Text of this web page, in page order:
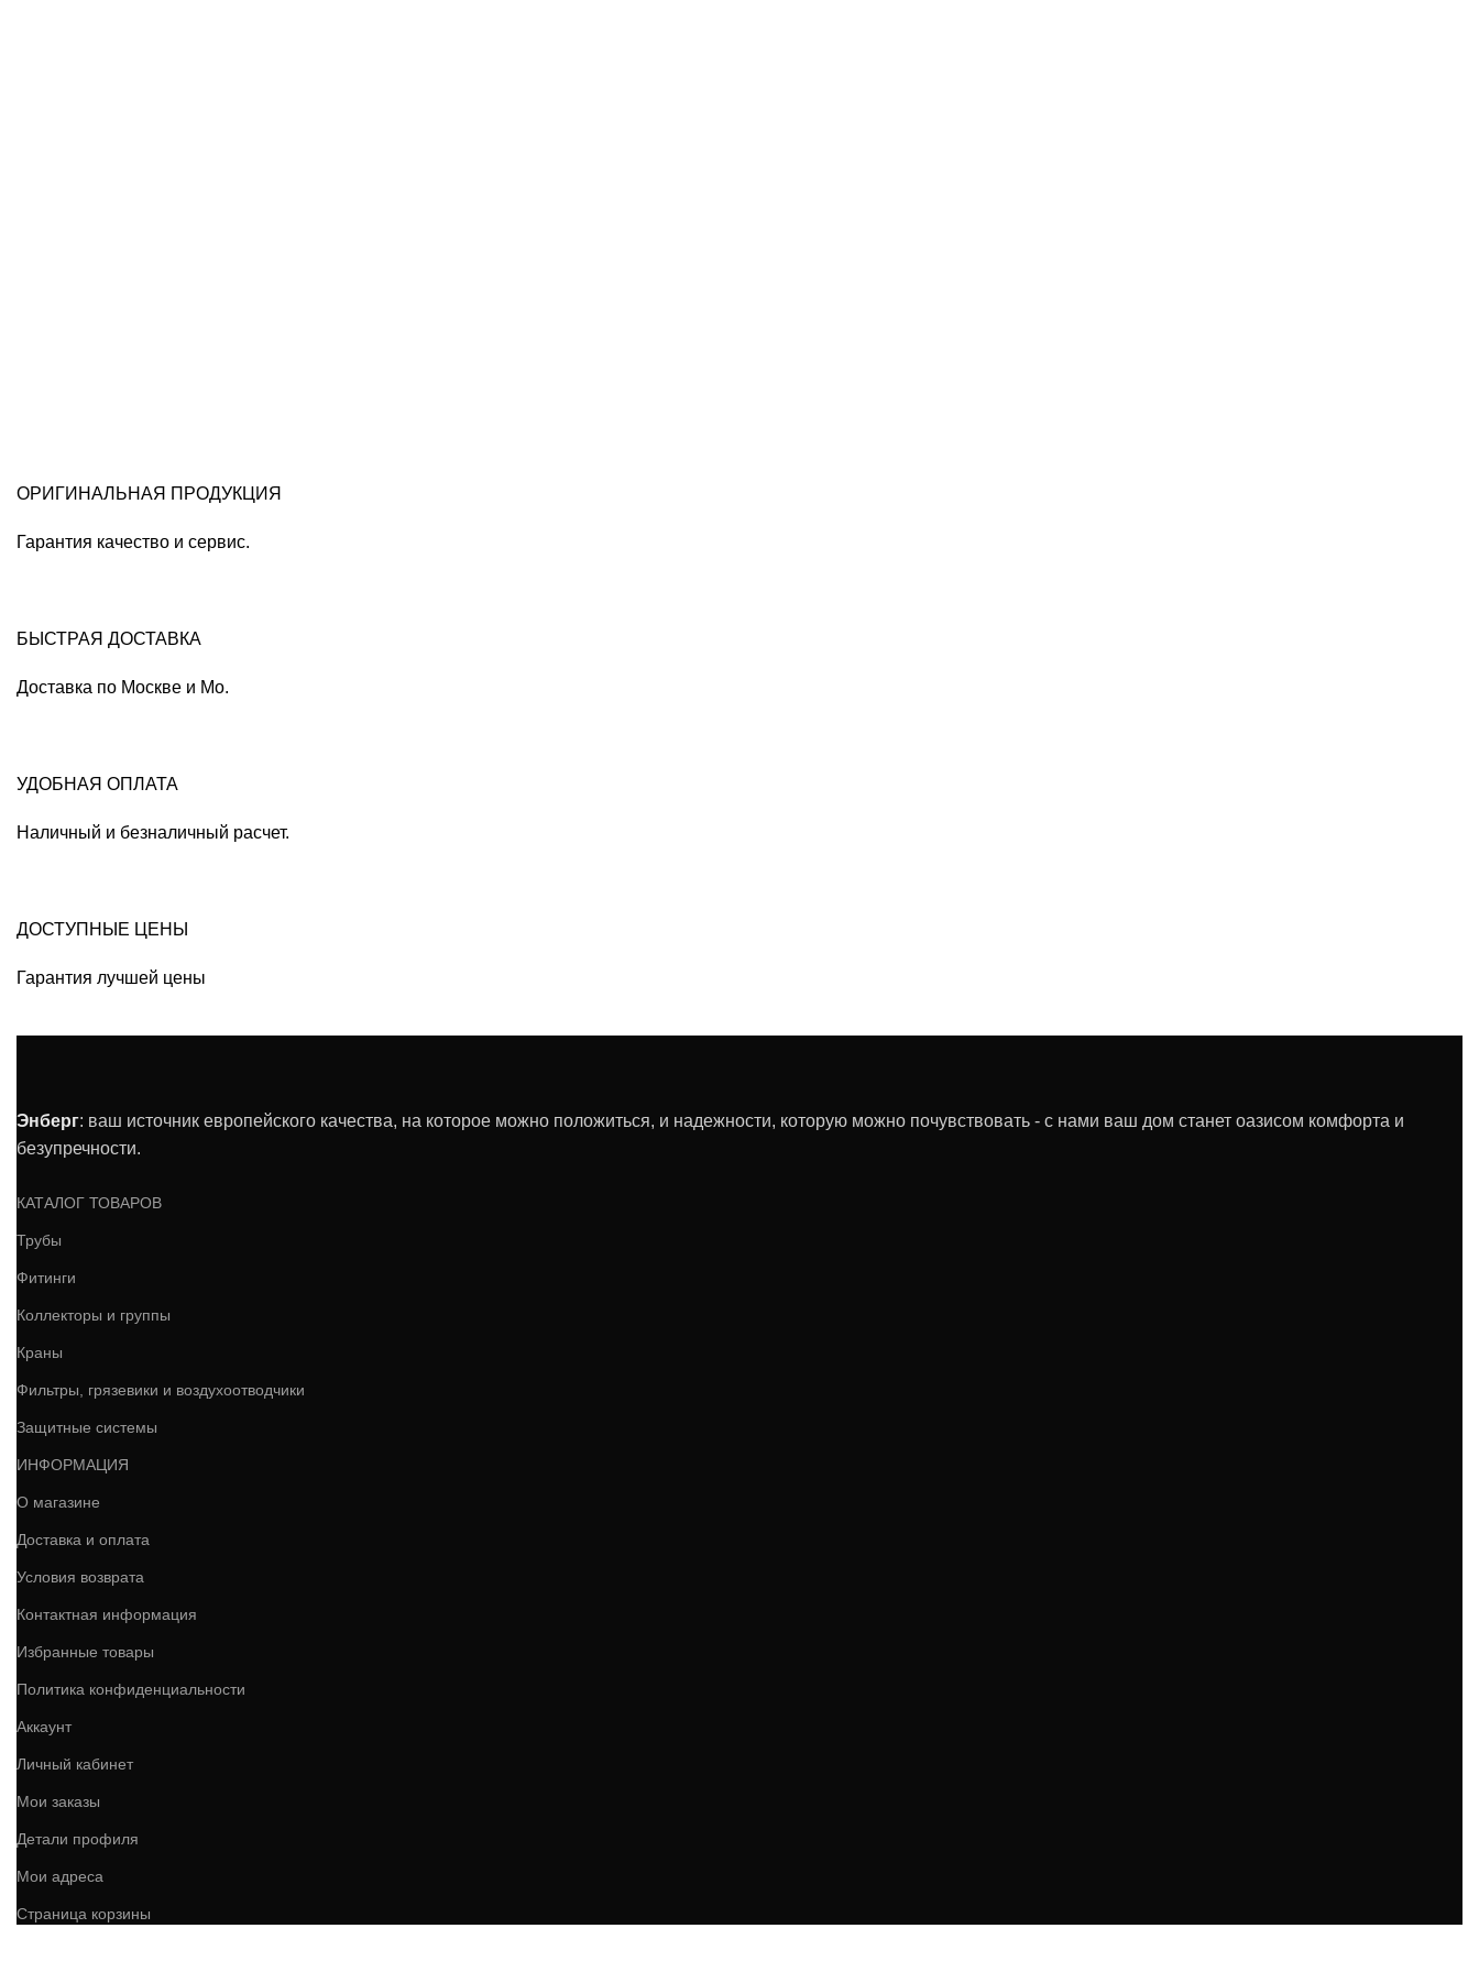
ОРИГИНАЛЬНАЯ ПРОДУКЦИЯ
Гарантия качество и сервис.
БЫСТРАЯ ДОСТАВКА
Доставка по Москве и Мо.
УДОБНАЯ ОПЛАТА
Наличный и безналичный расчет.
ДОСТУПНЫЕ ЦЕНЫ
Гарантия лучшей цены
Энберг: ваш источник европейского качества, на которое можно положиться, и надежности, которую можно почувствовать - с нами ваш дом станет оазисом комфорта и
безупречности.
КАТАЛОГ ТОВАРОВ
Трубы
Фитинги
Коллекторы и группы
Краны
Фильтры, грязевики и воздухоотводчики
Защитные системы
ИНФОРМАЦИЯ
О магазине
Доставка и оплата
Условия возврата
Контактная информация
Избранные товары
Политика конфиденциальности
Аккаунт
Личный кабинет
Мои заказы
Детали профиля
Мои адреса
Страница корзины